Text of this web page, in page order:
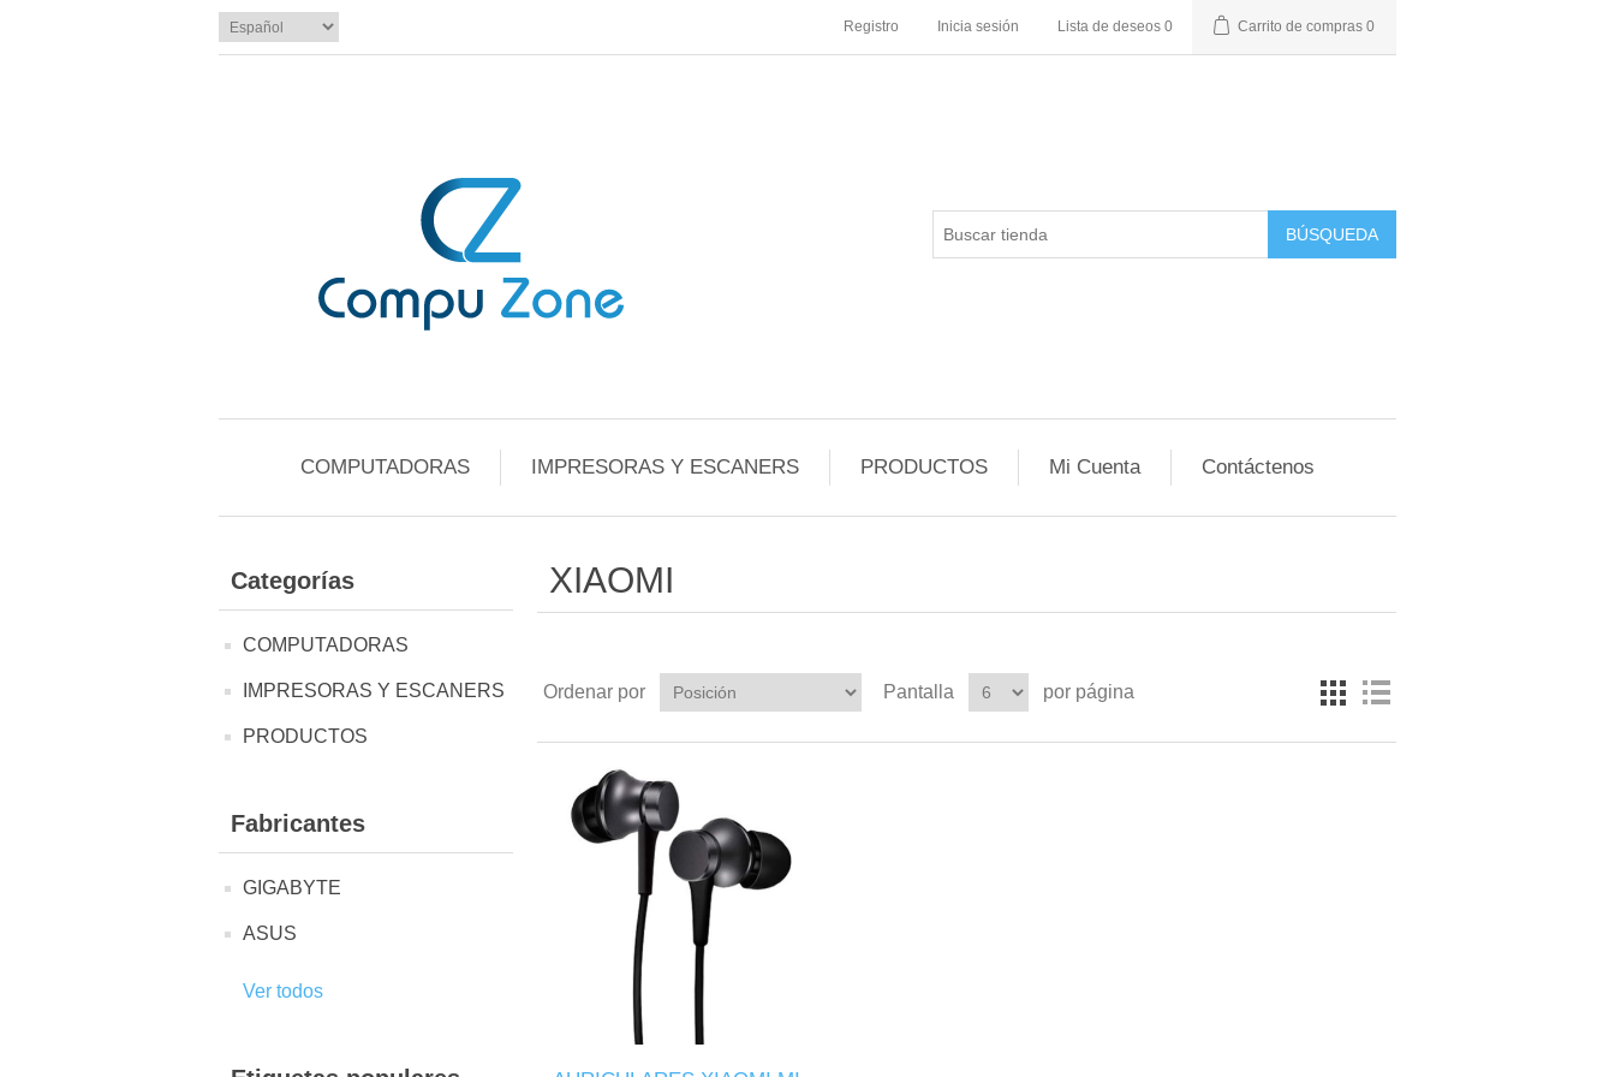
Registro Inicia sesión Lista de deseos 0 Carrito de compras 0
BÚSQUEDA
COMPUTADORAS IMPRESORAS Y ESCANERS PRODUCTOS Mi Cuenta Contáctenos
Categorías
COMPUTADORAS
IMPRESORAS Y ESCANERS
PRODUCTOS
Fabricantes
GIGABYTE
ASUS
Ver todos
XIAOMI
Ordenar por Pantalla por página